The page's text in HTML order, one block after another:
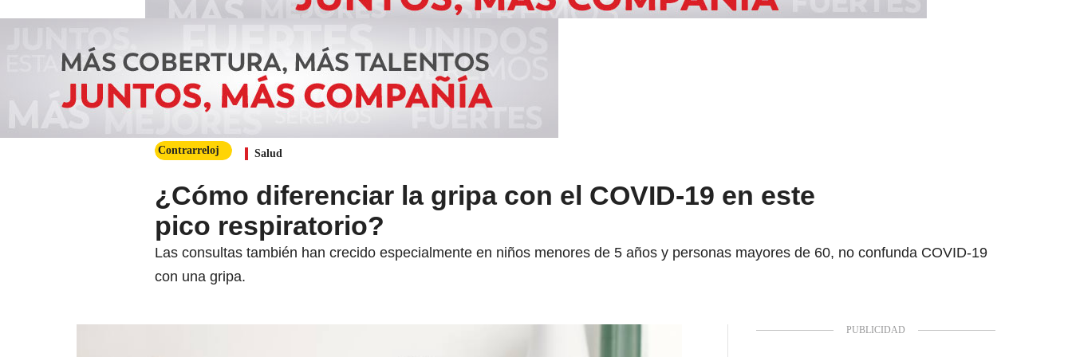
Contrarreloj Salud
¿Cómo diferenciar la gripa con el COVID-19 en este
pico respiratorio?
Las consultas también han crecido especialmente en niños menores de 5 años y personas mayores de 60, no confunda COVID-19
con una gripa.